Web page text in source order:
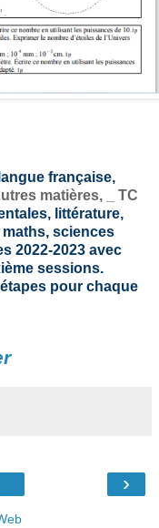
française,
matières, _ TC
littérature,
sciences
2022-2023 avec
sessions.
pour chaque
›